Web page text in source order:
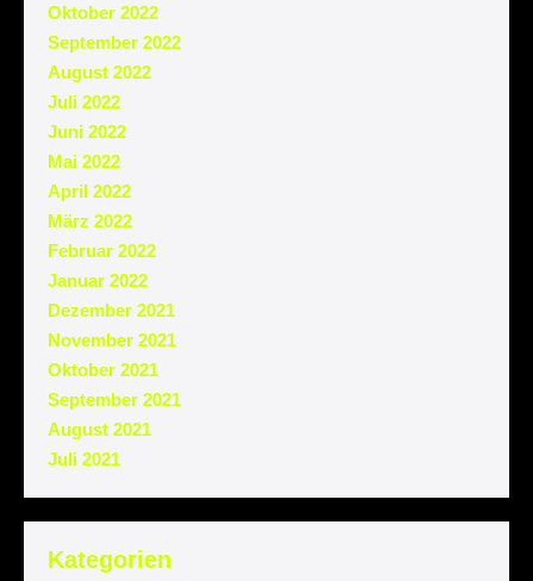
Oktober 2022
September 2022
August 2022
Juli 2022
Juni 2022
Mai 2022
April 2022
März 2022
Februar 2022
Januar 2022
Dezember 2021
November 2021
Oktober 2021
September 2021
August 2021
Juli 2021
Kategorien